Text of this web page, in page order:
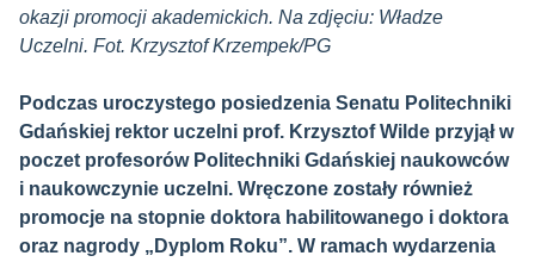
okazji promocji akademickich. Na zdjęciu: Władze
Uczelni. Fot. Krzysztof Krzempek/PG
Podczas uroczystego posiedzenia Senatu Politechniki
Gdańskiej rektor uczelni prof. Krzysztof Wilde przyjął w
poczet profesorów Politechniki Gdańskiej naukowców
i naukowczynie uczelni. Wręczone zostały również
promocje na stopnie doktora habilitowanego i doktora
oraz nagrody „Dyplom Roku”. W ramach wydarzenia